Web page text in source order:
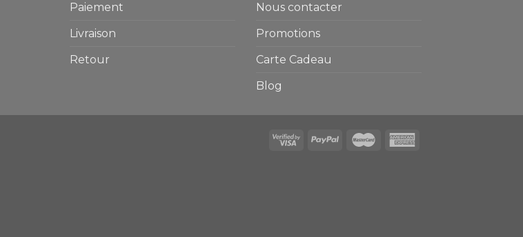
Paiement
Livraison
Retour
Nous contacter
Promotions
Carte Cadeau
Blog